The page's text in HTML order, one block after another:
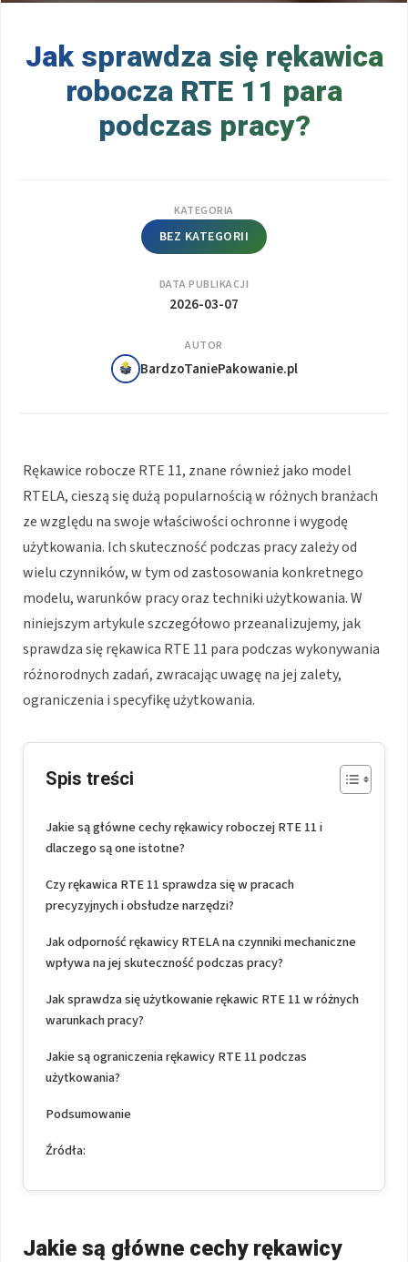
Jak sprawdza się rękawica
robocza RTE 11 para
podczas pracy?
KATEGORIA
BEZ KATEGORII
DATA PUBLIKACJI
2026-03-07
AUTOR
BardzoTaniePakowanie.pl
Rękawice robocze RTE 11, znane również jako model
RTELA, cieszą się dużą popularnością w różnych branżach
ze względu na swoje właściwości ochronne i wygodę
użytkowania. Ich skuteczność podczas pracy zależy od
wielu czynników, w tym od zastosowania konkretnego
modelu, warunków pracy oraz techniki użytkowania. W
niniejszym artykule szczegółowo przeanalizujemy, jak
sprawdza się rękawica RTE 11 para podczas wykonywania
różnorodnych zadań, zwracając uwagę na jej zalety,
ograniczenia i specyfikę użytkowania.
Spis treści
Jakie są główne cechy rękawicy roboczej RTE 11 i
dlaczego są one istotne?
Czy rękawica RTE 11 sprawdza się w pracach
precyzyjnych i obsłudze narzędzi?
Jak odporność rękawicy RTELA na czynniki mechaniczne
wpływa na jej skuteczność podczas pracy?
Jak sprawdza się użytkowanie rękawic RTE 11 w różnych
warunkach pracy?
Jakie są ograniczenia rękawicy RTE 11 podczas
użytkowania?
Podsumowanie
Źródła:
Jakie są główne cechy rękawicy